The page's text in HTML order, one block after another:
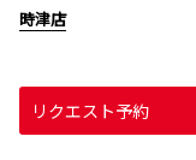
時津店
リクエスト予約